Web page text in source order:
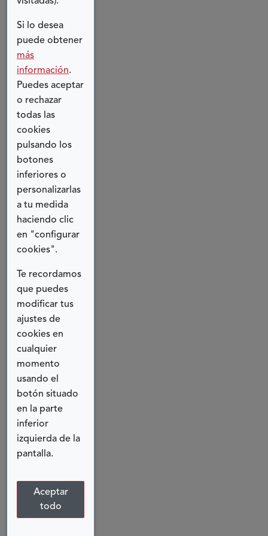
Si lo desea
puede obtener
más
información.
Puedes aceptar
o rechazar
todas las
cookies
pulsando los
botones
inferiores o
personalizarlas
a tu medida
haciendo clic
en "configurar
cookies".
Te recordamos
que puedes
modificar tus
ajustes de
cookies en
cualquier
momento
usando el
botón situado
en la parte
inferior
izquierda de la
pantalla.
Aceptar
todo
nosotros"), ha
sido un
eslogan
reconocido a
nivel mundial
utilizado para
comunicar la
idea de la
participación
plena de los
miembros del
grupo o
grupos
afectados [2].
Entonces,
¿cómo
podemos
alentar ese
enfoque en el
diseño de las
ciudades?
De hecho, ¡no
hay otra
manera! La
creciente
población
urbana, el
aumento de la
penetración